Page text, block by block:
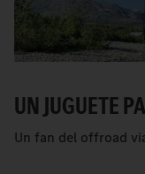
UN JUGUETE
Un fan del offroad